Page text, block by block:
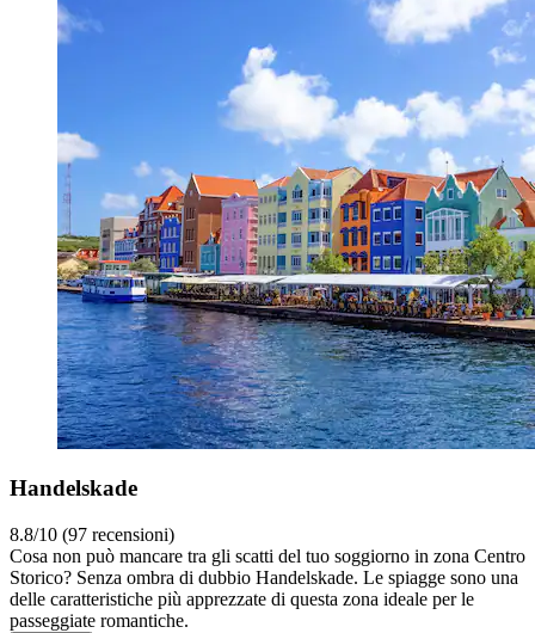
Handelskade
8.8/10 (97 recensioni)
Cosa non può mancare tra gli scatti del tuo soggiorno in zona Centro
Storico? Senza ombra di dubbio Handelskade. Le spiagge sono una
delle caratteristiche più apprezzate di questa zona ideale per le
passeggiate romantiche.